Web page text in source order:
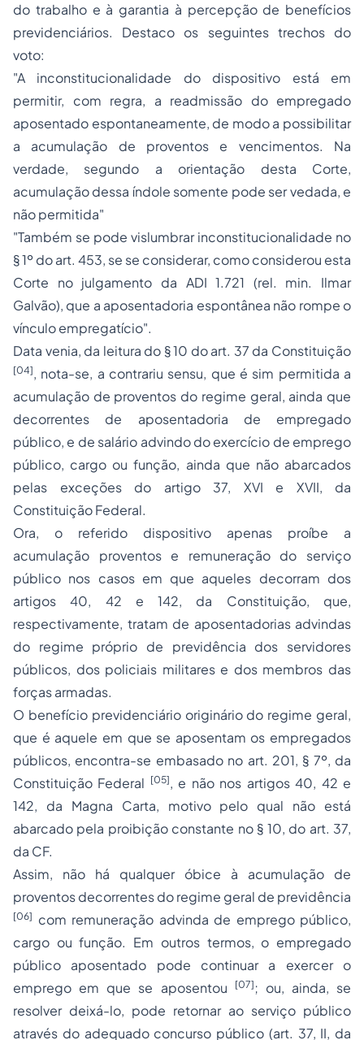
do trabalho e à garantia à percepção de benefícios
previdenciários. Destaco os seguintes trechos do
voto:
"A inconstitucionalidade do dispositivo está em
permitir, com regra, a readmissão do empregado
aposentado espontaneamente, de modo a possibilitar
a acumulação de proventos e vencimentos. Na
verdade, segundo a orientação desta Corte,
acumulação dessa índole somente pode ser vedada, e
não permitida"
"Também se pode vislumbrar inconstitucionalidade no
§ 1º do art. 453, se se considerar, como considerou esta
Corte no julgamento da ADI 1.721 (rel. min. Ilmar
Galvão), que a aposentadoria espontânea não rompe o
vínculo empregatício".
Data venia, da leitura do § 10 do art. 37 da Constituição
[04], nota-se, a contrariu sensu, que é sim permitida a
acumulação de proventos do regime geral, ainda que
decorrentes de aposentadoria de empregado
público, e de salário advindo do exercício de emprego
público, cargo ou função, ainda que não abarcados
pelas exceções do artigo 37, XVI e XVII, da
Constituição Federal.
Ora, o referido dispositivo apenas proíbe a
acumulação proventos e remuneração do serviço
público nos casos em que aqueles decorram dos
artigos 40, 42 e 142, da Constituição, que,
respectivamente, tratam de aposentadorias advindas
do regime próprio de previdência dos servidores
públicos, dos policiais militares e dos membros das
forças armadas.
O benefício previdenciário originário do regime geral,
que é aquele em que se aposentam os empregados
públicos, encontra-se embasado no art. 201, § 7º, da
Constituição Federal [05], e não nos artigos 40, 42 e
142, da Magna Carta, motivo pelo qual não está
abarcado pela proibição constante no § 10, do art. 37,
da CF.
Assim, não há qualquer óbice à acumulação de
proventos decorrentes do regime geral de previdência
[06] com remuneração advinda de emprego público,
cargo ou função. Em outros termos, o empregado
público aposentado pode continuar a exercer o
emprego em que se aposentou
[07] ; ou, ainda, se
resolver deixá-lo, pode retornar ao serviço público
através do adequado concurso público (art. 37, II, da